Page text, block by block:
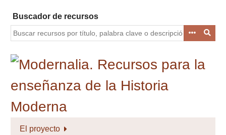
contenido
principal
Buscador de recursos
El proyecto